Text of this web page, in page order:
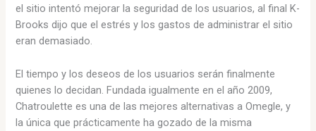
el sitio intentó mejorar la seguridad de los usuarios, al final K-
Brooks dijo que el estrés y los gastos de administrar el sitio
eran demasiado.
El tiempo y los deseos de los usuarios serán finalmente
quienes lo decidan. Fundada igualmente en el año 2009,
Chatroulette es una de las mejores alternativas a Omegle, y
la única que prácticamente ha gozado de la misma